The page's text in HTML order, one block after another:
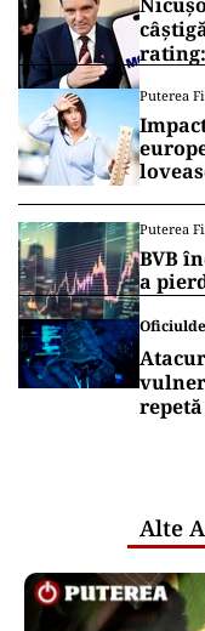
Puterea
Puterea
BVB
a
Alte